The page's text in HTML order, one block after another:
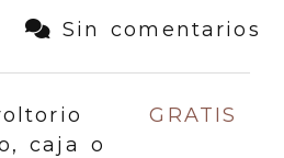
Sin comentarios
caja o
GRATIS